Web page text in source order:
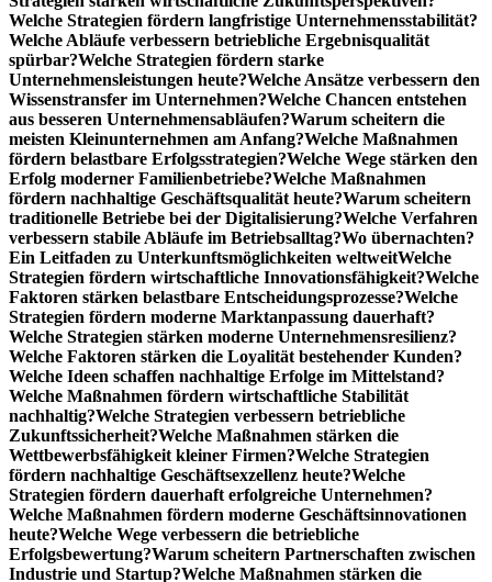
Welche Strategien fördern langfristige Unternehmensstabilität?
Welche Abläufe verbessern betriebliche Ergebnisqualität
spürbar?Welche Strategien fördern starke
Unternehmensleistungen heute?Welche Ansätze verbessern den
Wissenstransfer im Unternehmen?Welche Chancen entstehen
aus besseren Unternehmensabläufen?Warum scheitern die
meisten Kleinunternehmen am Anfang?Welche Maßnahmen
fördern belastbare Erfolgsstrategien?Welche Wege stärken den
Erfolg moderner Familienbetriebe?Welche Maßnahmen
fördern nachhaltige Geschäftsqualität heute?Warum scheitern
traditionelle Betriebe bei der Digitalisierung?Welche Verfahren
verbessern stabile Abläufe im Betriebsalltag?Wo übernachten?
Ein Leitfaden zu Unterkunftsmöglichkeiten weltweitWelche
Strategien fördern wirtschaftliche Innovationsfähigkeit?Welche
Faktoren stärken belastbare Entscheidungsprozesse?Welche
Strategien fördern moderne Marktanpassung dauerhaft?
Welche Strategien stärken moderne Unternehmensresilienz?
Welche Faktoren stärken die Loyalität bestehender Kunden?
Welche Ideen schaffen nachhaltige Erfolge im Mittelstand?
Welche Maßnahmen fördern wirtschaftliche Stabilität
nachhaltig?Welche Strategien verbessern betriebliche
Zukunftssicherheit?Welche Maßnahmen stärken die
Wettbewerbsfähigkeit kleiner Firmen?Welche Strategien
fördern nachhaltige Geschäftsexzellenz heute?Welche
Strategien fördern dauerhaft erfolgreiche Unternehmen?
Welche Maßnahmen fördern moderne Geschäftsinnovationen
heute?Welche Wege verbessern die betriebliche
Erfolgsbewertung?Warum scheitern Partnerschaften zwischen
Industrie und Startup?Welche Maßnahmen stärken die